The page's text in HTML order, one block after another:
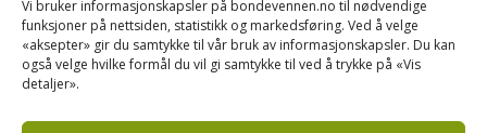
Vi bruker informasjonskapsler på bondevennen.no til nødvendige
funksjoner på nettsiden, statistikk og markedsføring. Ved å velge
«aksepter» gir du samtykke til vår bruk av informasjonskapsler. Du kan
også velge hvilke formål du vil gi samtykke til ved å trykke på «Vis
detaljer».Kusignal